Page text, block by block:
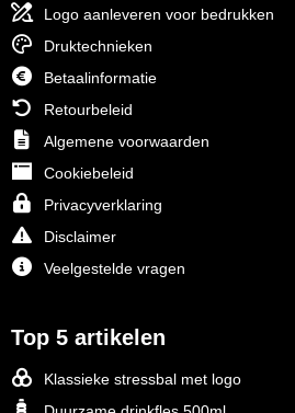
Logo aanleveren voor bedrukken
Druktechnieken
Betaalinformatie
Retourbeleid
Algemene voorwaarden
Cookiebeleid
Privacyverklaring
Disclaimer
Veelgestelde vragen
Top 5 artikelen
Klassieke stressbal met logo